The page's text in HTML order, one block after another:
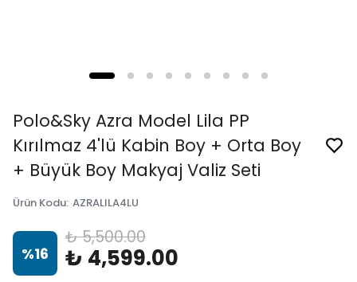
Polo&Sky Azra Model Lila PP
Kırılmaz 4'lü Kabin Boy + Orta Boy
+ Büyük Boy Makyaj Valiz Seti
Ürün Kodu: AZRALILA4LU
%16
₺ 5,500.00
₺ 4,599.00